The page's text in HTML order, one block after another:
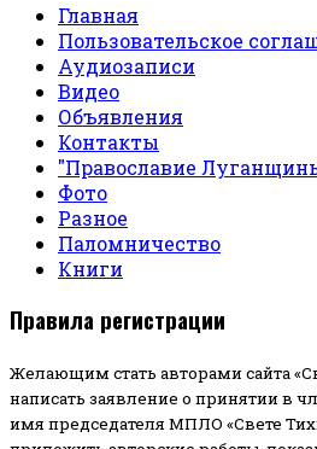
Главная
Пользовательское
Аудиозаписи
Видео
Объявления
Контакты
"Православие
Фото
Разное
Паломничество
Книги
Правила регистрации
Желающим стать авторами сайта
написать заявление о принятии в
имя председателя МПЛО «Свете